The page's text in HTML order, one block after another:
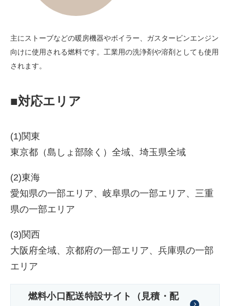
主にストーブなどの暖房機器やボイラー、ガスタービンエンジン
向けに使用される燃料です。工業用の洗浄剤や溶剤としても使用
されます。
■対応エリア
(1)関東
東京都（島しょ部除く）全域、埼玉県全域
(2)東海
愛知県の一部エリア、岐阜県の一部エリア、三重
県の一部エリア
(3)関西
大阪府全域、京都府の一部エリア、兵庫県の一部
エリア
燃料小口配送特設サイト（見積・配